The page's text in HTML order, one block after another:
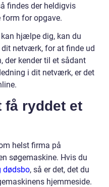
findes der heldigvis
form for opgave.
hjælpe dig, kan du
netværk, for at finde ud
der kender til et sådant
i dit netværk, er det
ryddet et
helst firma på
søgemaskine. Hvis du
dødsbo, så er det, det du
hjemmeside.